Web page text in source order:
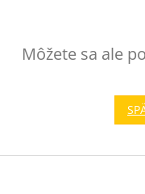
Môžete sa ale
Z